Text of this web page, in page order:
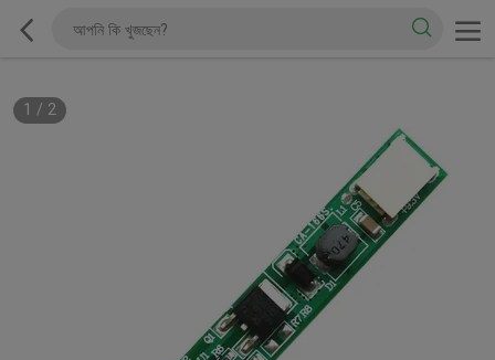
1 / 2